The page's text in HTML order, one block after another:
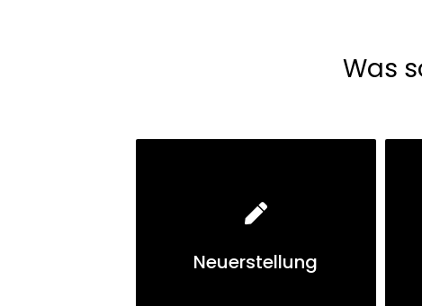
Was
Neuerstellung